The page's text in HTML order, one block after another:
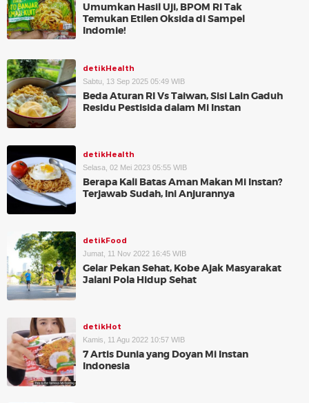
Umumkan Hasil Uji, BPOM RI Tak
Temukan Etilen Oksida di Sampel
Indomie!
detikHealth
Sabtu, 13 Sep 2025 05:49 WIB
Beda Aturan RI Vs Taiwan, Sisi Lain Gaduh
Residu Pestisida dalam Mi Instan
detikHealth
Selasa, 02 Mei 2023 05:55 WIB
Berapa Kali Batas Aman Makan Mi Instan?
Terjawab Sudah, Ini Anjurannya
detikFood
Jumat, 11 Nov 2022 16:45 WIB
Gelar Pekan Sehat, Kobe Ajak Masyarakat
Jalani Pola Hidup Sehat
detikHot
Kamis, 11 Agu 2022 10:57 WIB
7 Artis Dunia yang Doyan Mi Instan
Indonesia